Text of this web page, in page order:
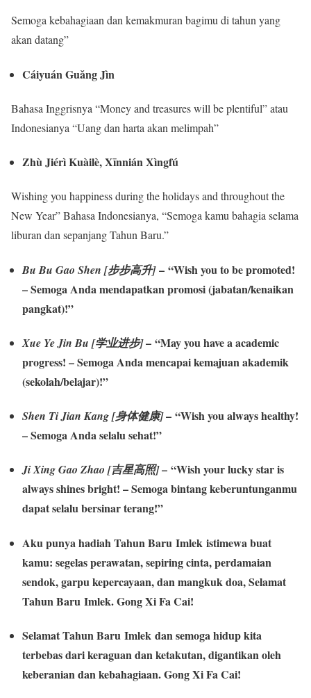
Semoga kebahagiaan dan kemakmuran bagimu di tahun yang
akan datang”
Cáiyuán Guǎng Jìn
Bahasa Inggrisnya “Money and treasures will be plentiful” atau
Indonesianya “Uang dan harta akan melimpah”
Zhù Jiérì Kuàilè, Xīnnián Xìngfú
Wishing you happiness during the holidays and throughout the
New Year” Bahasa Indonesianya, “Semoga kamu bahagia selama
liburan dan sepanjang Tahun Baru.”
Bu Bu Gao Shen [步步高升]– “Wish you to be promoted!
– Semoga Anda mendapatkan promosi (jabatan/kenaikan
pangkat)!”
Xue Ye Jin Bu [学业进步]– “May you have a academic
progress! – Semoga Anda mencapai kemajuan akademik
(sekolah/belajar)!”
Shen Ti Jian Kang [身体健康]– “Wish you always healthy!
– Semoga Anda selalu sehat!”
Ji Xing Gao Zhao [吉星高照]– “Wish your lucky star is
always shines bright! – Semoga bintang keberuntunganmu
dapat selalu bersinar terang!”
Aku punya hadiah Tahun Baru Imlek istimewa buat
kamu: segelas perawatan, sepiring cinta, perdamaian
sendok, garpu kepercayaan, dan mangkuk doa, Selamat
Tahun Baru Imlek. Gong Xi Fa Cai!
Selamat Tahun Baru Imlek dan semoga hidup kita
terbebas dari keraguan dan ketakutan, digantikan oleh
keberanian dan kebahagiaan. Gong Xi Fa Cai!